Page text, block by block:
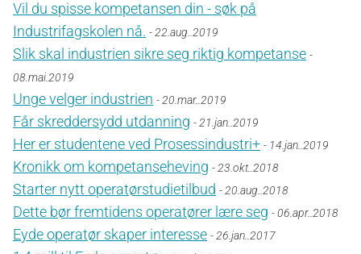
Vil du spisse kompetansen din - søk på
Industrifagskolen nå. - 22.aug..2019
Slik skal industrien sikre seg riktig kompetanse -
08.mai.2019
Unge velger industrien - 20.mar..2019
Får skreddersydd utdanning - 21.jan..2019
Her er studentene ved Prosessindustri+ - 14.jan..2019
Kronikk om kompetanseheving - 23.okt..2018
Starter nytt operatørstudietilbud - 20.aug..2018
Dette bør fremtidens operatører lære seg - 06.apr..2018
Eyde operatør skaper interesse - 26.jan..2017